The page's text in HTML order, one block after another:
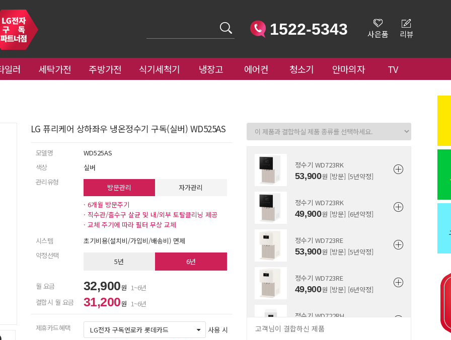
사은품 리뷰
1522-5343
일러 세탁가전 주방가전 식기세척기 냉장고 에어컨 청소기 안마의자 TV
LG 퓨리케어 상하좌우 냉온정수기 구독(실버) WD525AS
모델명
WD525AS
색상
실버
관리유형
방문관리
자가관리
· 6개월 방문주기
· 직수관/출수구 살균 및 내/외부 토탈클리닝 제공
· 교체 주기에 따라 필터 무상 교체
시스템
초기비용(설치비/가입비/배송비) 면제
약정선택
5년 6년
월 요금 32,900원 1~6년
결합시 월 요금
31,200원 1~6년
제휴카드혜택 LG전자 구독엔로카 롯데카드
사용 시
정수기 WD723RK
53,900원 [방문] [5년약정]
정수기 WD723RK
49,900원 [방문] [6년약정]
정수기 WD723RE
53,900원 [방문] [5년약정]
정수기 WD723RE
49,900원 [방문] [6년약정]
정수기 WD722RH
63,900원 [방문] [4년약정]
고객님이 결합하신 제품